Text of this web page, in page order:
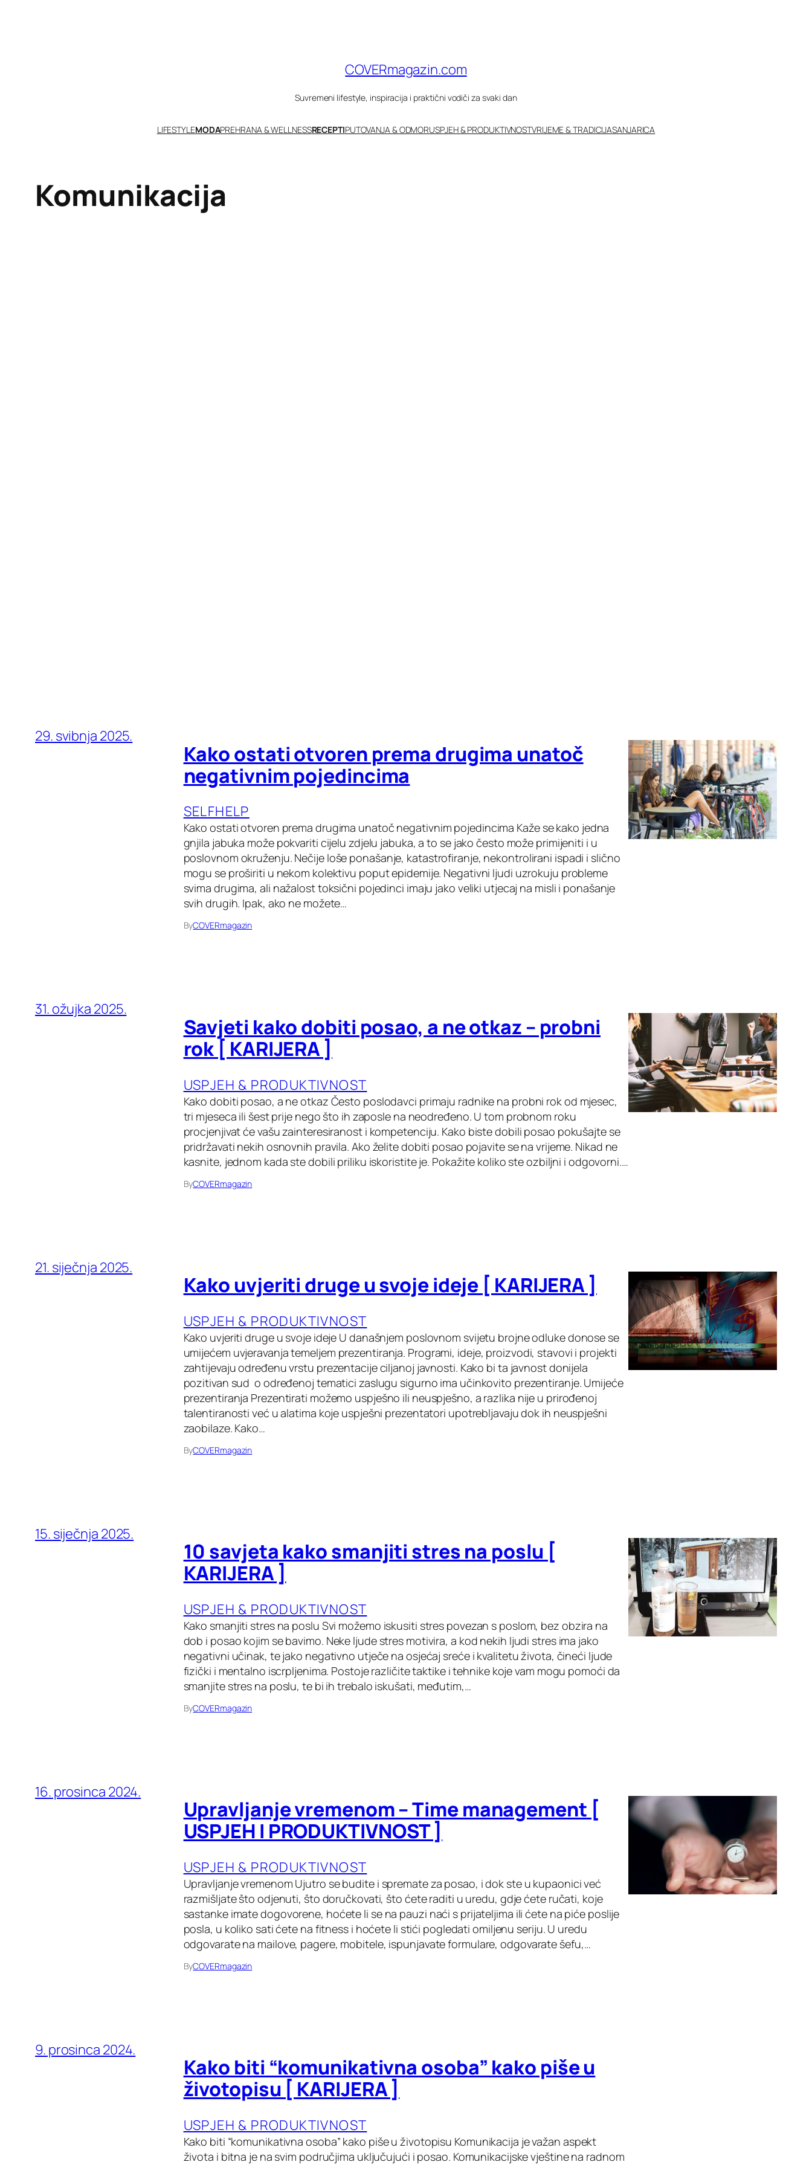
COVERmagazin.com
Suvremeni lifestyle, inspiracija i praktični vodiči za svaki dan
LIFESTYLEMODAPREHRANA & WELLNESSRECEPTIPUTOVANJA & ODMORUSPJEH & PRODUKTIVNOSTVRIJEME & TRADICIJASANJARICA
Komunikacija
29. svibnja 2025.
Kako ostati otvoren prema drugima unatoč
negativnim pojedincima
SELFHELP
Kako ostati otvoren prema drugima unatoč negativnim pojedincima Kaže se kako jedna
gnjila jabuka može pokvariti cijelu zdjelu jabuka, a to se jako često može primijeniti i u
poslovnom okruženju. Nečije loše ponašanje, katastrofiranje, nekontrolirani ispadi i slično
mogu se proširiti u nekom kolektivu poput epidemije. Negativni ljudi uzrokuju probleme
svima drugima, ali nažalost toksični pojedinci imaju jako veliki utjecaj na misli i ponašanje
svih drugih. Ipak, ako ne možete…
ByCOVERmagazin
31. ožujka 2025.
Savjeti kako dobiti posao, a ne otkaz – probni
rok [ KARIJERA ]
USPJEH & PRODUKTIVNOST
Kako dobiti posao, a ne otkaz Često poslodavci primaju radnike na probni rok od mjesec,
tri mjeseca ili šest prije nego što ih zaposle na neodređeno. U tom probnom roku
procjenjivat će vašu zainteresiranost i kompetenciju. Kako biste dobili posao pokušajte se
pridržavati nekih osnovnih pravila. Ako želite dobiti posao pojavite se na vrijeme. Nikad ne
kasnite, jednom kada ste dobili priliku iskoristite je. Pokažite koliko ste ozbiljni i odgovorni.…
ByCOVERmagazin
21. siječnja 2025.
Kako uvjeriti druge u svoje ideje [ KARIJERA ]
USPJEH & PRODUKTIVNOST
Kako uvjeriti druge u svoje ideje U današnjem poslovnom svijetu brojne odluke donose se
umijećem uvjeravanja temeljem prezentiranja. Programi, ideje, proizvodi, stavovi i projekti
zahtijevaju određenu vrstu prezentacije ciljanoj javnosti. Kako bi ta javnost donijela
pozitivan sud o određenoj tematici zaslugu sigurno ima učinkovito prezentiranje. Umijeće
prezentiranja Prezentirati možemo uspješno ili neuspješno, a razlika nije u prirođenoj
talentiranosti već u alatima koje uspješni prezentatori upotrebljavaju dok ih neuspješni
zaobilaze. Kako…
ByCOVERmagazin
15. siječnja 2025.
10 savjeta kako smanjiti stres na poslu [
KARIJERA ]
USPJEH & PRODUKTIVNOST
Kako smanjiti stres na poslu Svi možemo iskusiti stres povezan s poslom, bez obzira na
dob i posao kojim se bavimo. Neke ljude stres motivira, a kod nekih ljudi stres ima jako
negativni učinak, te jako negativno utječe na osjećaj sreće i kvalitetu života, čineći ljude
fizički i mentalno iscrpljenima. Postoje različite taktike i tehnike koje vam mogu pomoći da
smanjite stres na poslu, te bi ih trebalo iskušati, međutim,…
ByCOVERmagazin
16. prosinca 2024.
Upravljanje vremenom – Time management [
USPJEH I PRODUKTIVNOST ]
USPJEH & PRODUKTIVNOST
Upravljanje vremenom Ujutro se budite i spremate za posao, i dok ste u kupaonici već
razmišljate što odjenuti, što doručkovati, što ćete raditi u uredu, gdje ćete ručati, koje
sastanke imate dogovorene, hoćete li se na pauzi naći s prijateljima ili ćete na piće poslije
posla, u koliko sati ćete na fitness i hoćete li stići pogledati omiljenu seriju. U uredu
odgovarate na mailove, pagere, mobitele, ispunjavate formulare, odgovarate šefu,…
ByCOVERmagazin
9. prosinca 2024.
Kako biti “komunikativna osoba” kako piše u
životopisu [ KARIJERA ]
USPJEH & PRODUKTIVNOST
Kako biti “komunikativna osoba” kako piše u životopisu Komunikacija je važan aspekt
života i bitna je na svim područjima uključujući i posao. Komunikacijske vještine na radnom